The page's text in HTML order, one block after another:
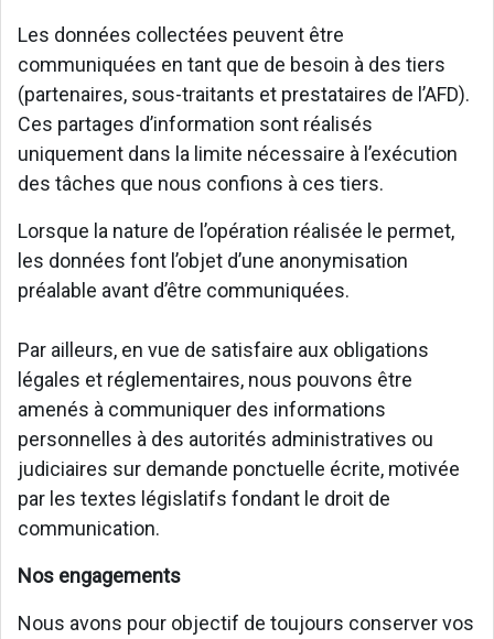
Les données collectées peuvent être
communiquées en tant que de besoin à des tiers
(partenaires, sous-traitants et prestataires de l’AFD).
Ces partages d’information sont réalisés
uniquement dans la limite nécessaire à l’exécution
des tâches que nous confions à ces tiers.
Lorsque la nature de l’opération réalisée le permet,
les données font l’objet d’une anonymisation
préalable avant d’être communiquées.
Par ailleurs, en vue de satisfaire aux obligations
légales et réglementaires, nous pouvons être
amenés à communiquer des informations
personnelles à des autorités administratives ou
judiciaires sur demande ponctuelle écrite, motivée
par les textes législatifs fondant le droit de
communication.
Nos engagements
Nous avons pour objectif de toujours conserver vos